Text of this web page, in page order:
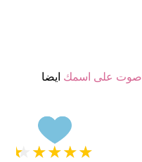
صوت على اسمك ايضا
★
★
★
★
★